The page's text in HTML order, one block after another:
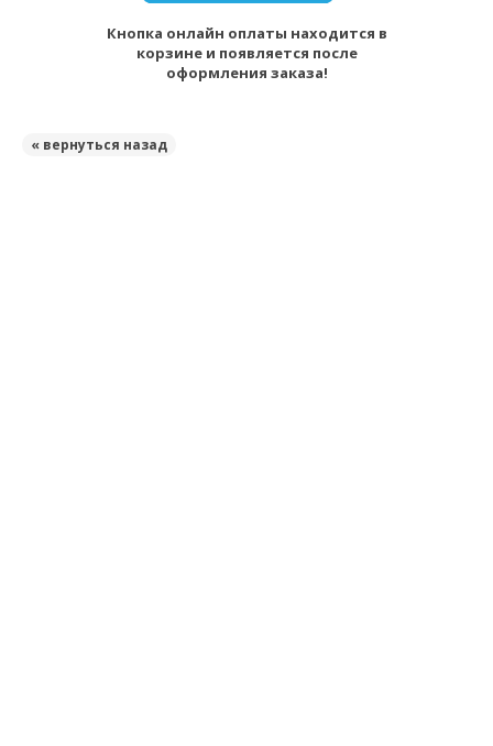
Кнопка онлайн оплаты находится в
корзине и появляется после
оформления заказа!
« вернуться назад